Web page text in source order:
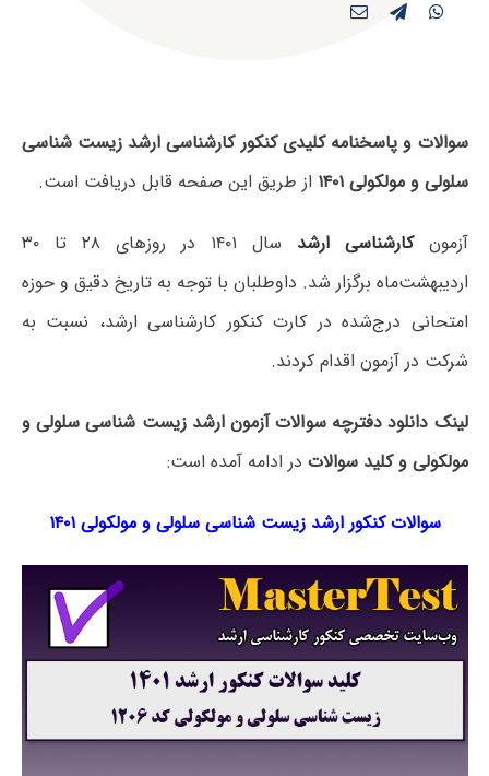
سوالات و پاسخنامه کلیدی کنکور کارشناسی ارشد زیست شناسی
سلولی و مولکولی ۱۴۰۱
از طریق این صفحه قابل دریافت است.
آزمونکارشناسی ارشد
سال ۱۴۰۱ در روزهای ۲۸ تا ۳۰
اردیبهشت‌ماه برگزار شد. داوطلبان با توجه به تاریخ دقیق و حوزه
امتحانی درج‌شده در کارت کنکور کارشناسی ارشد، نسبت به
شرکت در آزمون اقدام کردند.
لینک دانلود دفترچه سوالات آزمون ارشد زیست شناسی سلولی و
مولکولی و کلید سوالات در ادامه آمده است:
سوالات کنکور ارشد زیست شناسی سلولی و مولکولی ۱۴۰۱